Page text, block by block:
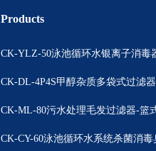
Products
CK-DL-4P4S甲醇杂质多袋式过滤器